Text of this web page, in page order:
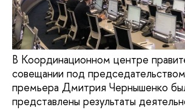
В Координационном центре
совещании под
премьера Дмитрия Чернышенко
представлены результаты